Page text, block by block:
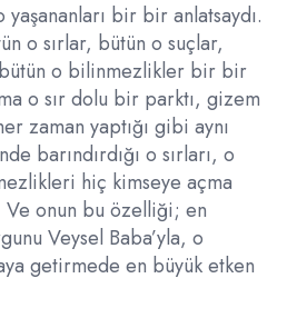
bir bir anlatsaydı.
o sırlar, bütün o suçlar,
o bilinmezlikler bir bir
o sır dolu bir parktı, gizem
zaman yaptığı gibi aynı
barındırdığı o sırları, o
hiç kimseye açma
onun bu özelliği; en
Veysel Baba’yla, o
getirmede en büyük etken